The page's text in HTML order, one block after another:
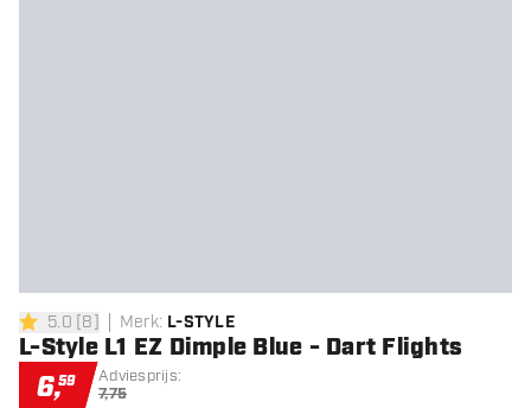
5 score sterren
5.0 [8] Merk: L-STYLE
L-Style L1 EZ Dimple Blue - Dart Flights
6,59 Adviesprijs:
7,75